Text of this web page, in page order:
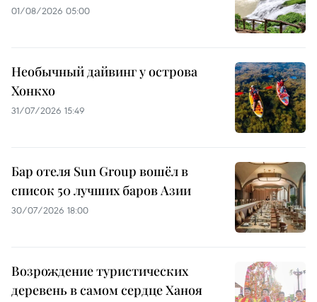
01/08/2026 05:00
Необычный дайвинг у острова
Хонкхо
31/07/2026 15:49
Бар отеля Sun Group вошёл в
список 50 лучших баров Азии
30/07/2026 18:00
Возрождение туристических
деревень в самом сердце Ханоя